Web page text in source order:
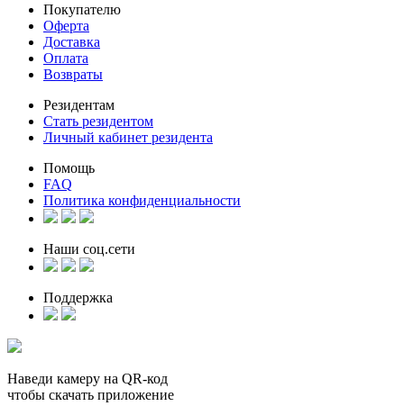
Покупателю
Оферта
Доставка
Оплата
Возвраты
Резидентам
Стать резидентом
Личный кабинет резидента
Помощь
FAQ
Политика конфиденциальности
Наши соц.сети
Поддержка
Наведи камеру на QR-код
чтобы скачать приложение